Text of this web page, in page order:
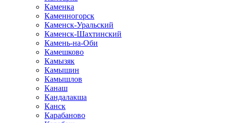
Каменка
Каменногорск
Каменск-Уральский
Каменск-Шахтинский
Камень-на-Оби
Камешково
Камызяк
Камышин
Камышлов
Канаш
Кандалакша
Канск
Карабаново